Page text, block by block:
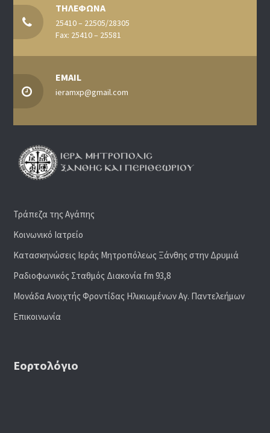
ΤΗΛΕΦΩΝΑ
25410 – 22505/28305
Fax: 25410 – 25581
EMAIL
ieramxp@gmail.com
Τράπεζα της Αγάπης
Κοινωνικό Ιατρείο
Κατασκηνώσεις Ιεράς Μητροπόλεως Ξάνθης στην Δρυμιά
Ραδιoφωνικός Σταθμός Διακονία fm 93,8
Μονάδα Ανοιχτής Φροντίδας Ηλικιωμένων Αγ. Παντελεήμων
Επικοινωνία
Εορτολόγιο